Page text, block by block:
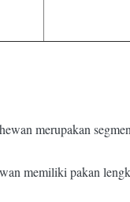
merupakan
memiliki pakan